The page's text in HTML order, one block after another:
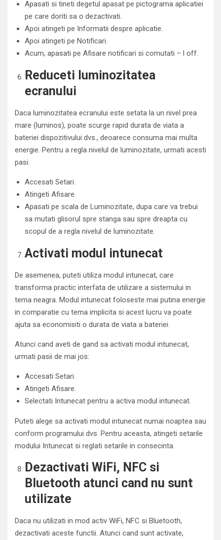
Apasati si tineti degetul apasat pe pictograma aplicatiei
pe care doriti sa o dezactivati.
Apoi atingeti pe Informatii despre aplicatie.
Apoi atingeti pe Notificari.
Acum, apasati pe Afisare notificari si comutati – l off.
Reduceti luminozitatea
ecranului
Daca luminozitatea ecranului este setata la un nivel prea
mare (luminos), poate scurge rapid durata de viata a
bateriei dispozitivului dvs., deoarece consuma mai multa
energie. Pentru a regla nivelul de luminozitate, urmati acesti
pasi:
Accesati Setari.
Atingeti Afisare.
Apasati pe scala de Luminozitate, dupa care va trebui
sa mutati glisorul spre stanga sau spre dreapta cu
scopul de a regla nivelul de luminozitate.
Activati modul intunecat
De asemenea, puteti utiliza modul intunecat, care
transforma practic interfata de utilizare a sistemului in
tema neagra. Modul intunecat foloseste mai putina energie
in comparatie cu tema implicita si acest lucru va poate
ajuta sa economisiti o durata de viata a bateriei.
Atunci cand aveti de gand sa activati modul intunecat,
urmati pasii de mai jos:
Accesati Setari.
Atingeti Afisare.
Selectati Intunecat pentru a activa modul intunecat.
Puteti alege sa activati modul intunecat numai noaptea sau
conform programului dvs. Pentru aceasta, atingeti setarile
modului Intunecat si reglati setarile in consecinta.
Dezactivati WiFi, NFC si
Bluetooth atunci cand nu sunt
utilizate
Daca nu utilizati in mod activ WiFi, NFC si Bluetooth,
dezactivati aceste functii. Atunci cand sunt activate,